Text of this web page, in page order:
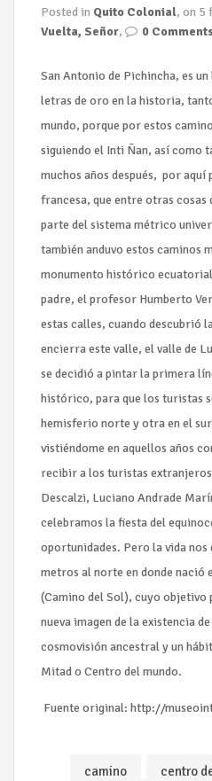
Posted in Quito Colonial, on 5
Vuelta, Señor, 0
San Antonio de Pichincha, es
letras de oro en la historia,
mundo, porque por estos
siguiendo el Inti Ñan, así como
muchos años después, por aquí
francesa, que entre otras
parte del sistema métrico
también anduvo estos caminos
monumento histórico
padre, el profesor Humberto
estas calles, cuando descubrió
encierra este valle, el valle de
se decidió a pintar la primera
histórico, para que los turistas
hemisferio norte y otra en el
vistiéndome en aquellos años
recibir a los turistas
Descalzi, Luciano Andrade
celebramos la fiesta del
oportunidades. Pero la vida nos
metros al norte en donde nació
(Camino del Sol), cuyo objetivo
nueva imagen de la existencia
cosmovisión ancestral y un
Mitad o Centro del mundo.
Fuente original: http://
camino centro